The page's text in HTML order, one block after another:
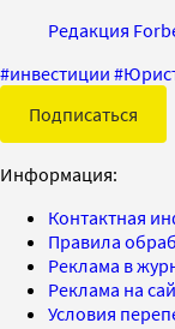
Редакция
#инвестиции #
Подписаться
Информация:
Контактная
Правила
Реклама в
Реклама на
Условия